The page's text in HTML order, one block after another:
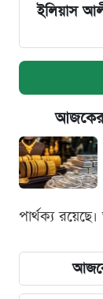
ইলিয়াস
আজকের
পার্থক্য